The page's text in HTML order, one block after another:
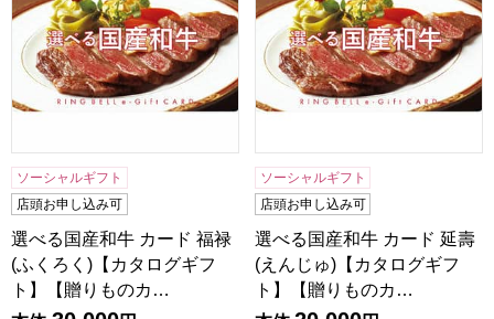
ソーシャルギフト
店頭お申し込み可
選べる国産和牛 カード 福禄
(ふくろく)【カタログギフ
ト】【贈りものカ…
ソーシャルギフト
店頭お申し込み可
選べる国産和牛 カード 延壽
(えんじゅ)【カタログギフ
ト】【贈りものカ…